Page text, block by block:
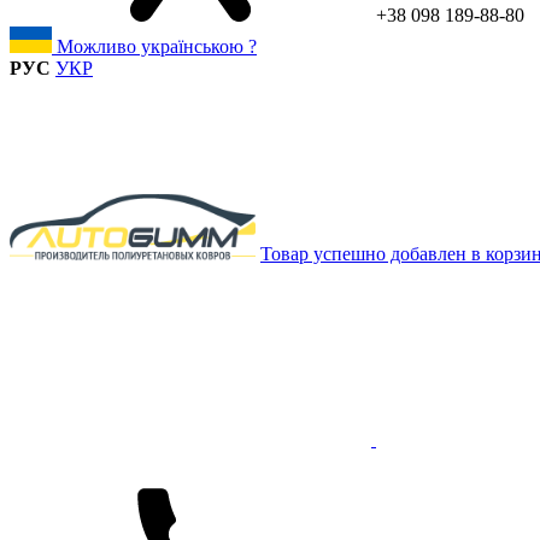
+38 098 189-88-80
Можливо українською ?
РУС УКР
Товар успешно добавлен в